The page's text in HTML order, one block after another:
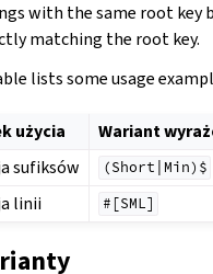
with the same root key
matching the root key.
lists some usage
użycia Wariant
sufiksów
(Short|Min)$
linii #[SML]